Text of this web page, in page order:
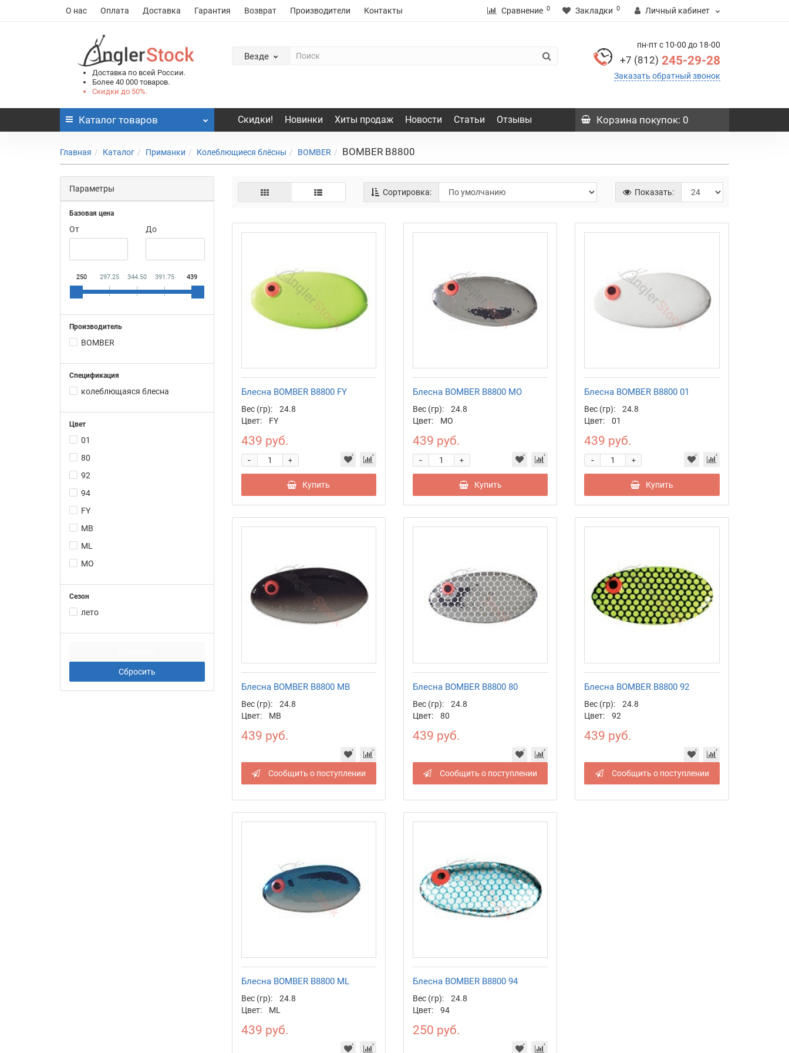
О нас Оплата Доставка Гарантия Возврат Производители Контакты Сравнение 0 Закладки 0 Личный кабинет
Доставка по всей России.
Более 40 000 товаров.
Скидки до 50%.
Везде
пн-пт с 10-00 до 18-00
+7 (812) 245-29-28
Заказать обратный звонок
Каталог товаров Скидки! Новинки Хиты продаж Новости Статьи Отзывы Корзина покупок: 0
Главная Каталог Приманки Колеблющиеся блёсны BOMBER BOMBER B8800
Параметры
Базовая цена
От До
250 297.25 344.50 391.75 439
Производитель
BOMBER
Спецификация
колеблющаяся блесна
Цвет
01
80
92
94
FY
MB
ML
MO
Сезон
лето
Сортировка: Показать:
Блесна BOMBER B8800 FY
Вес (гр):
24.8
Цвет:
FY
439 руб.
+
-
Купить
Блесна BOMBER B8800 MO
Вес (гр):
24.8
Цвет:
MO
439 руб.
+
-
Купить
Блесна BOMBER B8800 01
Вес (гр):
24.8
Цвет:
01
439 руб.
+
-
Купить
Блесна BOMBER B8800 MB
Вес (гр):
24.8
Цвет:
MB
439 руб.
Сообщить о поступлении
Блесна BOMBER B8800 80
Вес (гр):
24.8
Цвет:
80
439 руб.
Сообщить о поступлении
Блесна BOMBER B8800 92
Вес (гр):
24.8
Цвет:
92
439 руб.
Сообщить о поступлении
Блесна BOMBER B8800 ML
Вес (гр):
24.8
Цвет:
ML
439 руб.
Блесна BOMBER B8800 94
Вес (гр):
24.8
Цвет:
94
250 руб.